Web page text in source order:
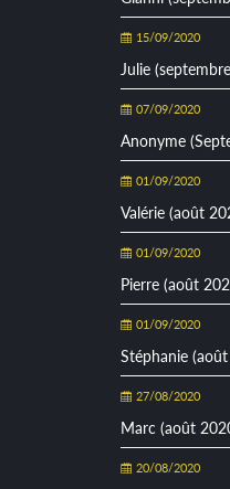
15/09/2020
Julie
07/09/2020
Anonyme
01/09/2020
Valérie (août
01/09/2020
Pierre (août
01/09/2020
Stéphanie
27/08/2020
Marc (août
20/08/2020